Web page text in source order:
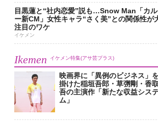
目黒蓮と“社内恋愛”説も…Snow Man「カ
ー新CM」女性キャラ“さく美”との関係性が
注目のワケ
イケメン
Ikemen イケメン特集(アサ芸プラス)
映画界に「異例のビジネス」
掛けた稲垣吾郎・草彅剛・香
吾の主演作「新たな収益シス
ム」